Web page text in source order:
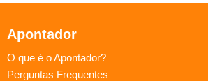
Apontador
O que é o Apontador?
Perguntas Frequentes